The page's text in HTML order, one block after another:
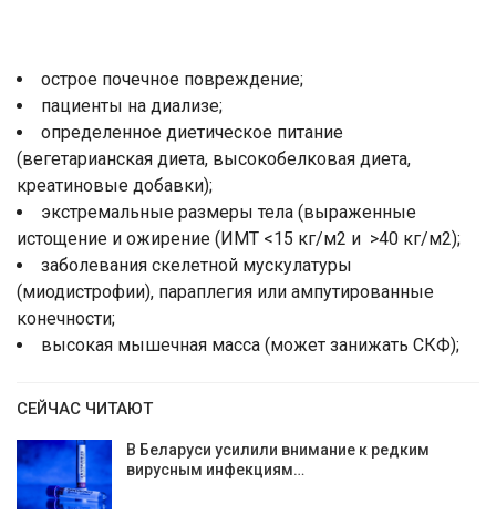
острое почечное повреждение;
пациенты на диализе;
определенное диетическое питание
(вегетарианская диета, высокобелковая диета,
креатиновые добавки);
экстремальные размеры тела (выраженные
истощение и ожирение (ИМТ <15 кг/м2 и >40 кг/м2);
заболевания скелетной мускулатуры
(миодистрофии), параплегия или ампутированные
конечности;
высокая мышечная масса (может занижать СКФ);
СЕЙЧАС ЧИТАЮТ
В Беларуси усилили внимание к редким
вирусным инфекциям…